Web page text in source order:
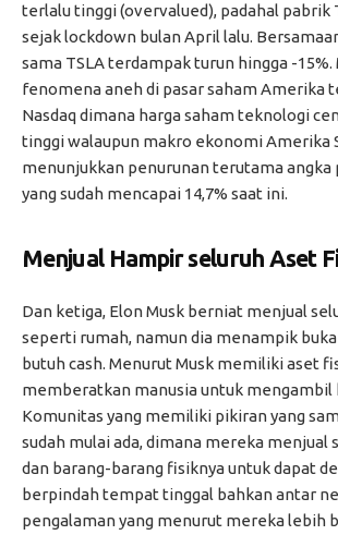
terlalu tinggi (overvalued), padahal pabrik
sejak lockdown bulan April lalu.
sama TSLA terdampak turun hingga -15%.
fenomena aneh di pasar saham Amerika
Nasdaq dimana harga saham teknologi
tinggi walaupun makro ekonomi Amerika
menunjukkan penurunan terutama angka
yang sudah mencapai 14,7% saat ini.
Menjual Hampir seluruh Aset
Dan ketiga, Elon Musk berniat menjual
seperti rumah, namun dia menampik
butuh cash. Menurut Musk memiliki aset
memberatkan manusia untuk mengambil
Komunitas yang memiliki pikiran yang
sudah mulai ada, dimana mereka menjual
dan barang-barang fisiknya untuk dapat
berpindah tempat tinggal bahkan antar
pengalaman yang menurut mereka lebih